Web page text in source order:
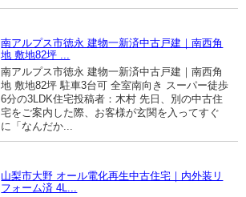
南アルプス市徳永 建物一新済中古戸建｜南西角
地 敷地82坪 ...
南アルプス市徳永 建物一新済中古戸建｜南西角
地 敷地82坪 駐車3台可 全室南向き スーパー徒歩
6分の3LDK住宅投稿者：木村 先日、別の中古住
宅をご案内した際、お客様が玄関を入ってすぐ
に「なんだか...
山梨市大野 オール電化再生中古住宅｜内外装リ
フォーム済 4L...